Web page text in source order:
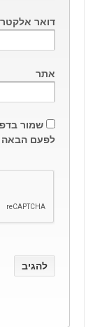
דואר
אתר
שמור
לפעם הבאה